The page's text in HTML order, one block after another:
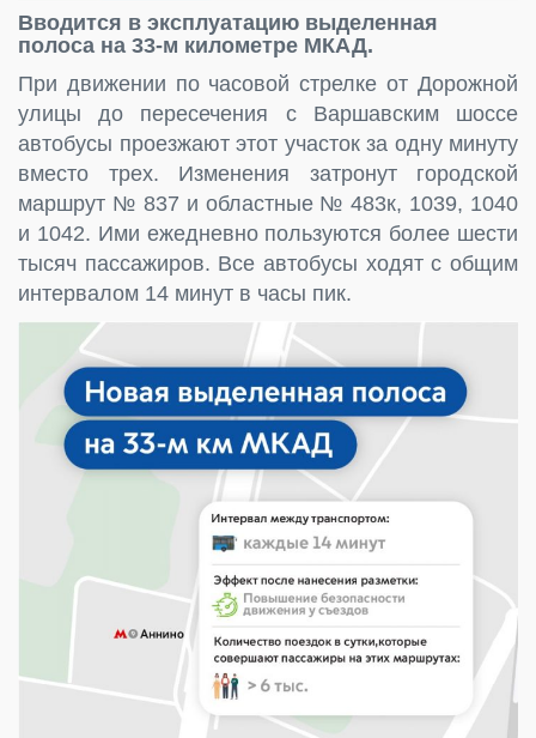
Вводится в эксплуатацию выделенная
полоса на 33-м километре МКАД.
При движении по часовой стрелке от Дорожной
улицы до пересечения с Варшавским шоссе
автобусы проезжают этот участок за одну минуту
вместо трех. Изменения затронут городской
маршрут № 837 и областные № 483к, 1039, 1040
и 1042. Ими ежедневно пользуются более шести
тысяч пассажиров. Все автобусы ходят с общим
интервалом 14 минут в часы пик.